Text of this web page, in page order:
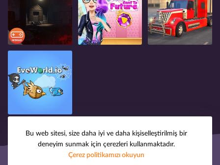
© 2008-2025 oyuntak.com. Tüm hakları saklıdır.
Bu web sitesi, size daha iyi ve daha kişiselleştirilmiş bir
deneyim sunmak için çerezleri kullanmaktadır.
Çerez politikamızı okuyun